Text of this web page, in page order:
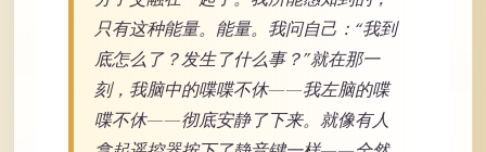
只有这种能量。能量。我问自己：“我到
底怎么了？发生了什么事？”就在那一
刻，我脑中的喋喋不休——我左脑的喋
喋不休——彻底安静了下来。就像有人